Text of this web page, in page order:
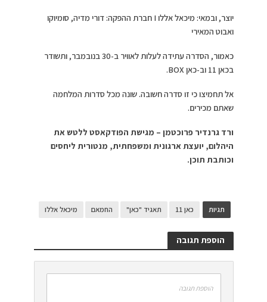
יוצר, ובמאי: מיכאל אללו I חברת ההפקה: דורי מדיה, סומיוקו
ואבוט המאירי
כאמור, הסדרה עתידה לעלות לאוויר ב-30 בנובמבר, ותשודר
בכאן 11 וב-כאן BOX.
אל תחמיצו כי זו סדרה חשובה. שונה מכל סדרות המלחמה
שאתם מכירים.
ורד גרנדיר פרוכטמן – מגישת הפודקאסט ללטש את
היהלום, יועצת ארגונית ומשפחתית, מנטורית ליחסים
וכותבת תוכן.
תגיות כאן 11 תאגיד "כאן" החמאם מיכאל אללו
הוספת תגובה
הוספת תגובה